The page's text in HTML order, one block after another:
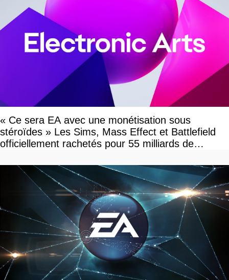
« Ce sera EA avec une monétisation sous
stéroïdes » Les Sims, Mass Effect et Battlefield
officiellement rachetés pour 55 milliards de